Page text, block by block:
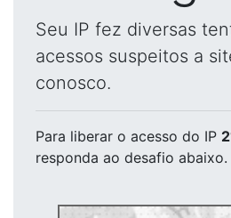
Seu IP fez diversas
acessos suspeitos a
conosco.
Para liberar o acesso do IP
responda ao desafio abaixo.